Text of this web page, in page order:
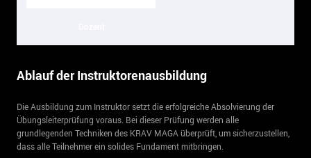
Ablauf der Instruktorenausbildung
Die Ausbildung zum Instruktor setzt die erfolgreiche Absolvierung der
Übungsleiterprüfung voraus. Bei dieser Prüfung werden alle
grundlegenden Techniken des KRAV MAGA überprüft, um sicherzustellen,
dass alle Teilnehmer ein solides Fundament mitbringen.